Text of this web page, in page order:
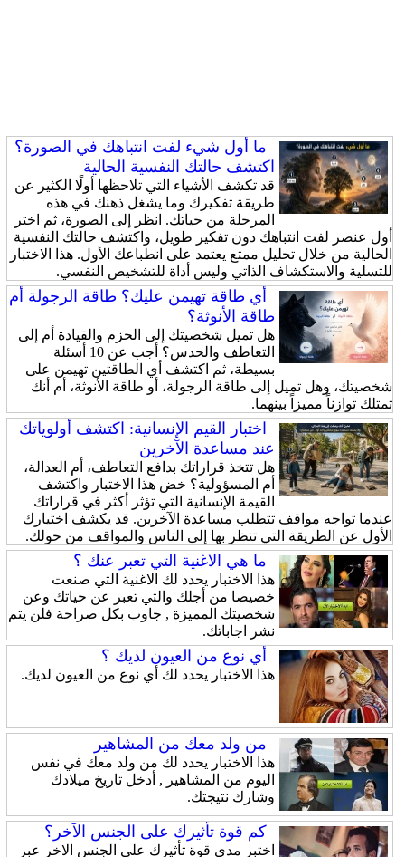
ما أول شيء لفت انتباهك في الصورة؟
اكتشف حالتك النفسية الحالية
قد تكشف الأشياء التي تلاحظها أولًا الكثير عن
طريقة تفكيرك وما يشغل ذهنك في هذه
المرحلة من حياتك. انظر إلى الصورة، ثم اختر
أول عنصر لفت انتباهك دون تفكير طويل، واكتشف حالتك النفسية
الحالية من خلال تحليل ممتع يعتمد على انطباعك الأول. هذا الاختبار
للتسلية والاستكشاف الذاتي وليس أداة للتشخيص النفسي.
أي طاقة تهيمن عليك؟ طاقة الرجولة أم
طاقة الأنوثة؟
هل تميل شخصيتك إلى الحزم والقيادة أم إلى
التعاطف والحدس؟ أجب عن 10 أسئلة
بسيطة، ثم اكتشف أي الطاقتين تهيمن على
شخصيتك، وهل تميل إلى طاقة الرجولة، أو طاقة الأنوثة، أم أنك
تمتلك توازناً مميزاً بينهما.
اختبار القيم الإنسانية: اكتشف أولوياتك
عند مساعدة الآخرين
هل تتخذ قراراتك بدافع التعاطف، أم العدالة،
أم المسؤولية؟ خض هذا الاختبار واكتشف
القيمة الإنسانية التي تؤثر أكثر في قراراتك
عندما تواجه مواقف تتطلب مساعدة الآخرين. قد يكشف اختيارك
الأول عن الطريقة التي تنظر بها إلى الناس والمواقف من حولك.
ما هي الاغنية التي تعبر عنك ؟
هذا الاختبار يحدد لك الاغنية التي صنعت
خصيصا من أجلك والتي تعبر عن حياتك وعن
شخصيتك المميزة , جاوب بكل صراحة فلن يتم
نشر اجاباتك.
أي نوع من العيون لديك ؟
هذا الاختبار يحدد لك أي نوع من العيون لديك.
من ولد معك من المشاهير
هذا الاختبار يحدد لك من ولد معك في نفس
اليوم من المشاهير , أدخل تاريخ ميلادك
وشارك نتيجتك.
كم قوة تأثيرك على الجنس الآخر؟
اختبر مدى قوة تأثيرك على الجنس الاخر عبر